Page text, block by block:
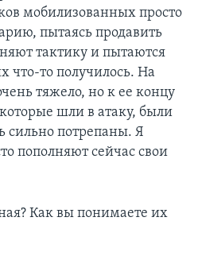
мобилизованных просто
пытаясь продавить
тактику и пытаются
что-то получилось. На
тяжело, но к ее концу
шли в атаку, были
сильно потрепаны. Я
пополняют сейчас свои
Как вы понимаете их